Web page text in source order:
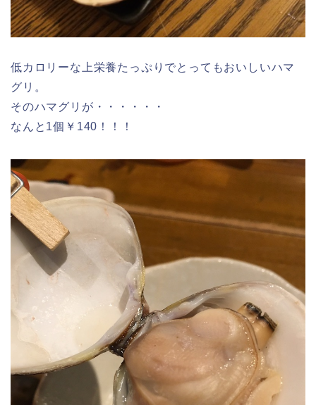
低カロリーな上栄養たっぷりでとってもおいしいハマ
グリ。
そのハマグリが・・・・・・
なんと1個￥140！！！